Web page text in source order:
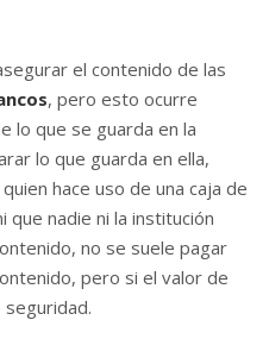
el contenido de las
, pero esto ocurre
lo que se guarda en la
lo que guarda en ella,
hace uso de una caja de
que nadie ni la institución
no se suele pagar
pero si el valor de